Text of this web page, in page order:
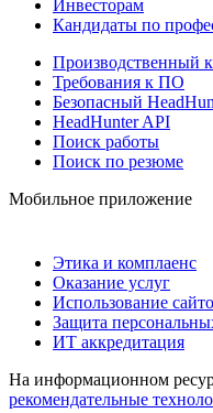
Инвесторам
Кандидаты по
Производственный
Требования к ПО
Безопасный
HeadHunter API
Поиск работы
Поиск по резюме
Мобильное приложение
Этика и комплаенс
Оказание услуг
Использование
Защита
ИТ аккредитация
На информационном
рекомендательные